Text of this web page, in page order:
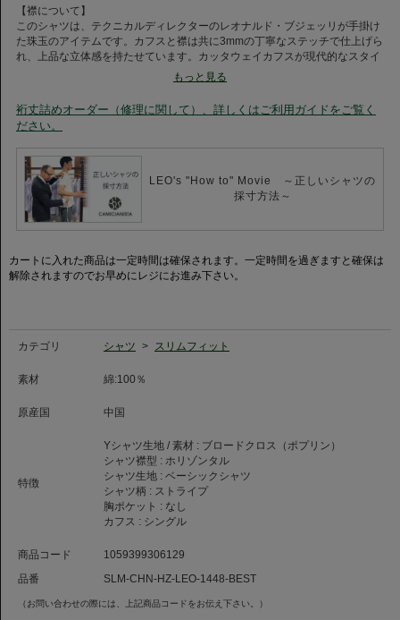
【襟について】
このシャツは、テクニカルディレクターのレオナルド・ブジェッリが手掛け
た珠玉のアイテムです。カフスと襟は共に3mmの丁寧なステッチで仕上げら
れ、上品な立体感を持たせています。カッタウェイカフスが現代的なスタイ
ルを演出し、ビジネスシーンからカジュアルな場面まで幅広く活躍します。
【素材について】
エジプト綿GIZA100/2のコンパクト糸とスーピマ混コンパクト糸を使用した
このシャツは、毛羽が少なく、美しい見た目と優れたハリ・コシを持ち合わ
せています。この独自の素材感は、着用することで体にフィットしつつも、
しっかりとした体感を提供します。通気性も良いため、1年を通じて快適に
使用できる一着です。
【利用シーン/コーディネートについて】
ビジネスシーンでは、スーツのインナーとして爽やかな印象を与え、特別な
と合わせれば、ラフなスタイルでも洗練された雰囲気を醸し出します。どん
なシーンでも自信を持って着こなせるアイテムです。
もっと見る
裄丈詰めオーダー（修理に関して）、詳しくはご利用ガイドをご覧く
ださい。
LEO's "How to" Movie ～正しいシャツの
採寸方法～
カートに入れた商品は一定時間は確保されます。一定時間を過ぎますと確保は
解除されますのでお早めにレジにお進み下さい。
カテゴリ シャツ > スリムフィット
素材 綿:100％
原産国 中国
特徴
Yシャツ生地 / 素材 : ブロードクロス（ポプリン）
シャツ襟型 : ホリゾンタル
シャツ生地 : ベーシックシャツ
シャツ柄 : ストライプ
胸ポケット : なし
カフス : シングル
商品コード
1059399306129
品番
SLM-CHN-HZ-LEO-1448-BEST
（お問い合わせの際には、上記商品コードをお伝え下さい。）